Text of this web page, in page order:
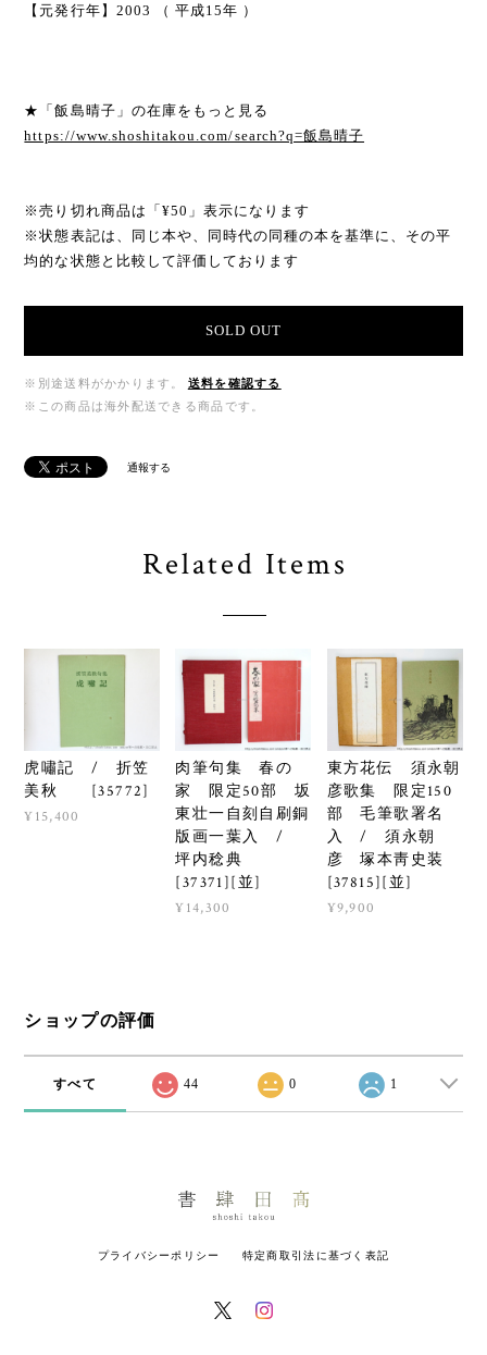
【元発行年】2003 （ 平成15年 ）
★「飯島晴子」の在庫をもっと見る
https://www.shoshitakou.com/search?q=飯島晴子
※売り切れ商品は「¥50」表示になります
※状態表記は、同じ本や、同時代の同種の本を基準に、その平
均的な状態と比較して評価しております
SOLD OUT
※別途送料がかかります。
送料を確認する
※この商品は海外配送できる商品です。
通報する
Related Items
虎嘯記 / 折笠
美秋 [35772]
¥15,400
肉筆句集 春の
家 限定50部 坂
東壮一自刻自刷銅
版画一葉入 /
坪内稔典
[37371][並]
¥14,300
東方花伝 須永朝
彦歌集 限定150
部 毛筆歌署名
入 / 須永朝
彦 塚本靑史装
[37815][並]
¥9,900
ショップの評価
すべて 44 0 1
プライバシーポリシー 特定商取引法に基づく表記